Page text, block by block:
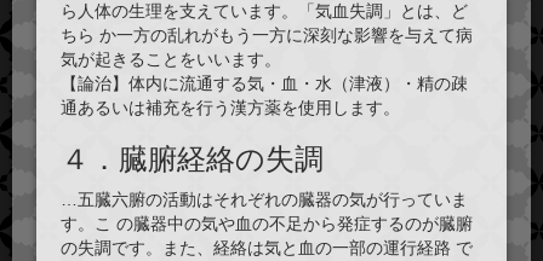
ら人体の生理を支えています。「気血失調」とは、ど
ちら か一方の乱れがもう一方に深刻な影響を与えて病
気が起きることをいいます。
【論治】体内に流通する気・血・水（津液）・精の疎
通あるいは補充を行う漢方薬を使用します。
４．臓腑経絡の失調
…五臓六腑の活動はそれぞれの臓器の気が行っていま
す。こ の臓器中の気や血の不足から発症するのが臓腑
の失調です。また、経絡は気と血の一部の運行経路 で